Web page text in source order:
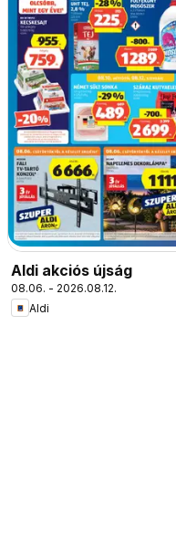
Aldi akciós újság
08.06. - 2026.08.12.
Aldi